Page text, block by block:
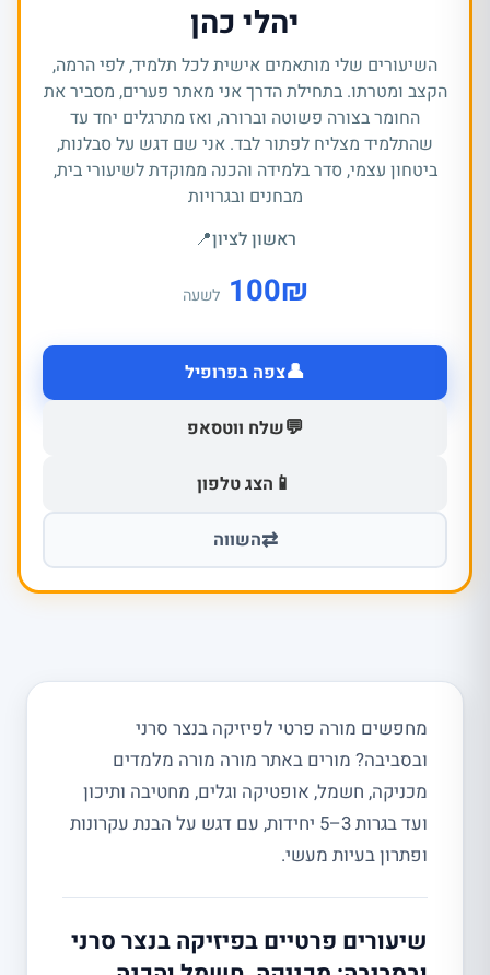
יהלי כהן
השיעורים שלי מותאמים אישית לכל תלמיד, לפי הרמה,
הקצב ומטרתו. בתחילת הדרך אני מאתר פערים, מסביר את
החומר בצורה פשוטה וברורה, ואז מתרגלים יחד עד
שהתלמיד מצליח לפתור לבד. אני שם דגש על סבלנות,
ביטחון עצמי, סדר בלמידה והכנה ממוקדת לשיעורי בית,
מבחנים ובגרויות
ראשון לציון📍
₪
100 לשעה
👤צפה בפרופיל
💬שלח ווטסאפ
📱 הצג טלפון
⇄השווה
מחפשים מורה פרטי לפיזיקה בנצר סרני
ובסביבה? מורים באתר מורה מורה מלמדים
מכניקה, חשמל, אופטיקה וגלים, מחטיבה ותיכון
ועד בגרות 3–5 יחידות, עם דגש על הבנת עקרונות
ופתרון בעיות מעשי.
שיעורים פרטיים בפיזיקה בנצר סרני